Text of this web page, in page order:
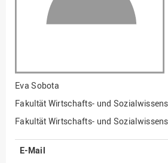
Finanzen
Gesellschaftliches
Hochschulplanung/-
Eva Sobota
Fakultät Wirtschafts- und
Fakultät Wirtschafts- und
E-Mail